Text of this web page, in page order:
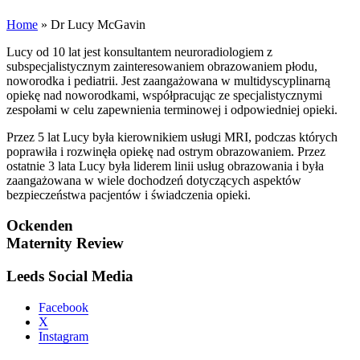
Home » Dr Lucy McGavin
Lucy od 10 lat jest konsultantem neuroradiologiem z
subspecjalistycznym zainteresowaniem obrazowaniem płodu,
noworodka i pediatrii. Jest zaangażowana w multidyscyplinarną
opiekę nad noworodkami, współpracując ze specjalistycznymi
zespołami w celu zapewnienia terminowej i odpowiedniej opieki.
Przez 5 lat Lucy była kierownikiem usługi MRI, podczas których
poprawiła i rozwinęła opiekę nad ostrym obrazowaniem. Przez
ostatnie 3 lata Lucy była liderem linii usług obrazowania i była
zaangażowana w wiele dochodzeń dotyczących aspektów
bezpieczeństwa pacjentów i świadczenia opieki.
Ockenden
Maternity Review
Leeds Social Media
Facebook
X
Instagram